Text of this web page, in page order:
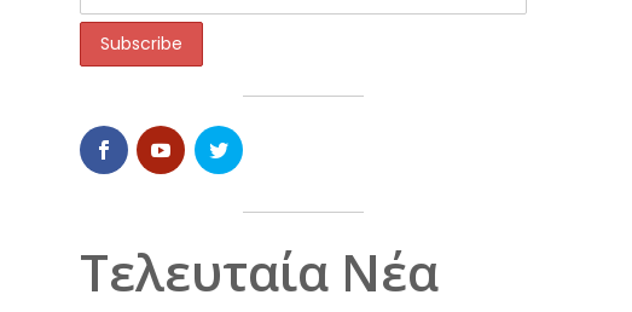
Τελευταία Νέα